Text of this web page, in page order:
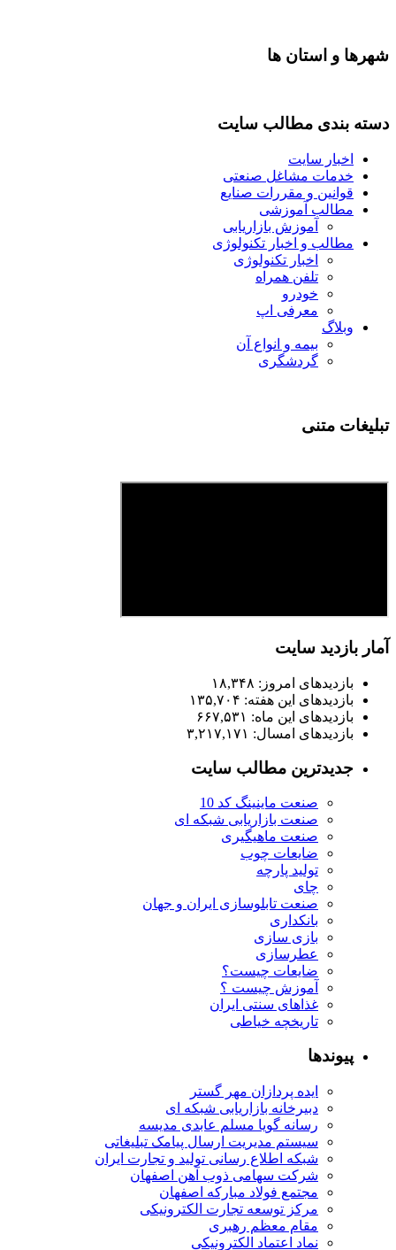
شهرها و استان ها
دسته بندی مطالب سایت
اخبار سایت
خدمات مشاغل صنعتی
قوانین و مقررات صنایع
مطالب آموزشی
آموزش بازاریابی
مطالب و اخبار تکنولوژی
اخبار تکنولوژی
تلفن همراه
خودرو
معرفی اپ
وبلاگ
بیمه و انواع آن
گردشگری
تبلیغات متنی
آمار بازدید سایت
بازدیدهای امروز: ۱۸,۳۴۸
بازدیدهای این هفته: ۱۳۵,۷۰۴
بازدیدهای این ماه: ۶۶۷,۵۳۱
بازدیدهای امسال: ۳,۲۱۷,۱۷۱
جدیدترین مطالب سایت
صنعت ماینینگ کد 10
صنعت بازاریابی شبکه ای
صنعت ماهیگیری
ضایعات چوب
تولید پارچه
چای
صنعت تابلوسازی ایران و جهان
بانکداری
بازی سازی
عطرسازی
ضایعات چیست؟
آموزش چیست ؟
غذاهای سنتی ایران
تاریخچه خیاطی
پیوندها
ایده پردازان مهر گستر
دبیرخانه بازاریابی شبکه ای
رسانه گویا مسلم عابدی مدیسه
سیستم مدیریت ارسال پیامک تبلیغاتی
شبکه اطلاع رسانی تولید و تجارت ایران
شرکت سهامی ذوب آهن اصفهان
مجتمع فولاد مبارکه اصفهان
مرکز توسعه تجارت الکترونیکی
مقام معظم رهبری
نماد اعتماد الکترونیکی